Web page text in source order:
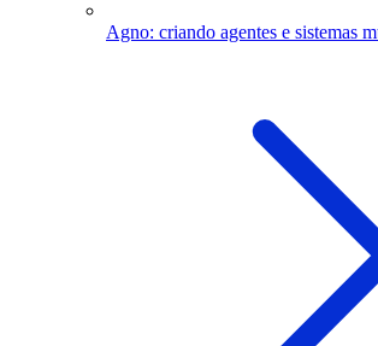
Agno: criando agentes e sistemas